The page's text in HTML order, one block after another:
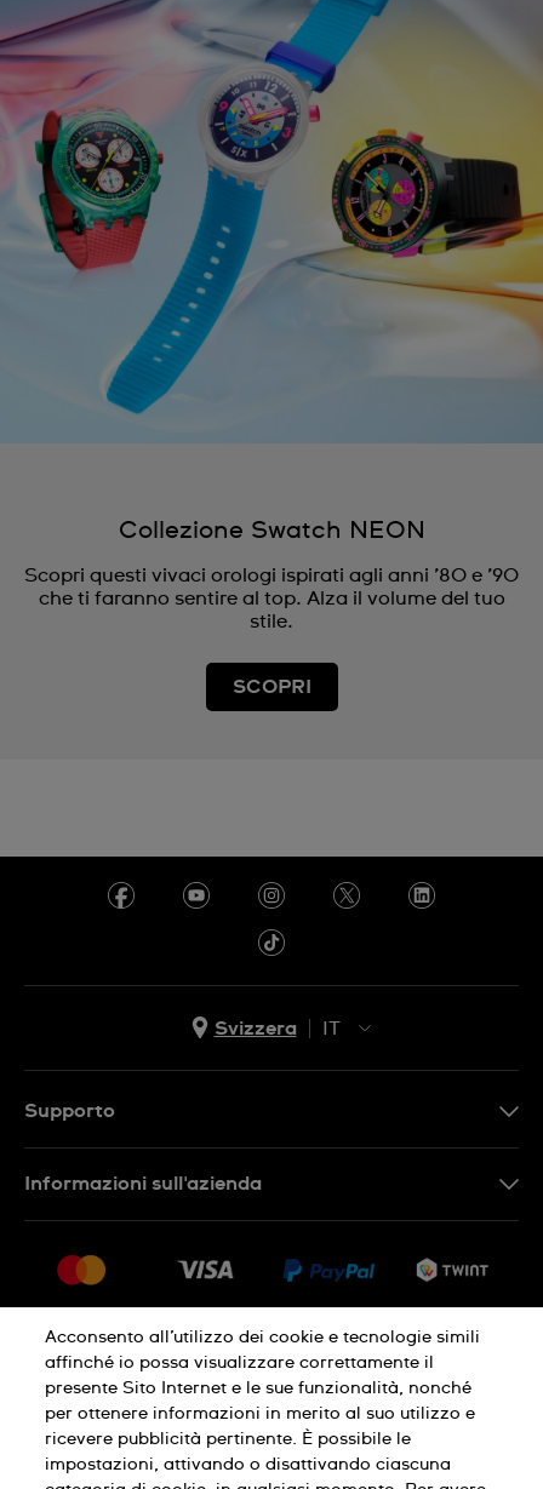
Collezione Swatch NEON
Scopri questi vivaci orologi ispirati agli anni ’80 e ’90
che ti faranno sentire al top. Alza il volume del tuo
stile.
SCOPRI
Svizzera
IT
IT
Supporto
Restituzione
Condizioni di vendita
Diritto di recesso
Informazioni sull'azienda
Carriera
Informativa sulla privacy Cookies
Acconsento all’utilizzo dei cookie e tecnologie simili
affinché io possa visualizzare correttamente il
presente Sito Internet e le sue funzionalità, nonché
per ottenere informazioni in merito al suo utilizzo e
ricevere pubblicità pertinente. È possibile le
impostazioni, attivando o disattivando ciascuna